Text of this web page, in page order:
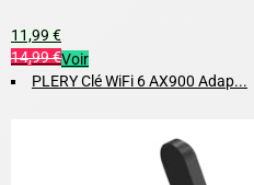
11,99 €
14,99 €Voir
PLERY Clé WiFi 6 AX900 Adap...